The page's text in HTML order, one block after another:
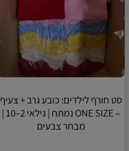
סט חורף לילדים: כובע גרב + צעיף
– ONE SIZE נמתח | גילאי 2–10 |
מבחר צבעים